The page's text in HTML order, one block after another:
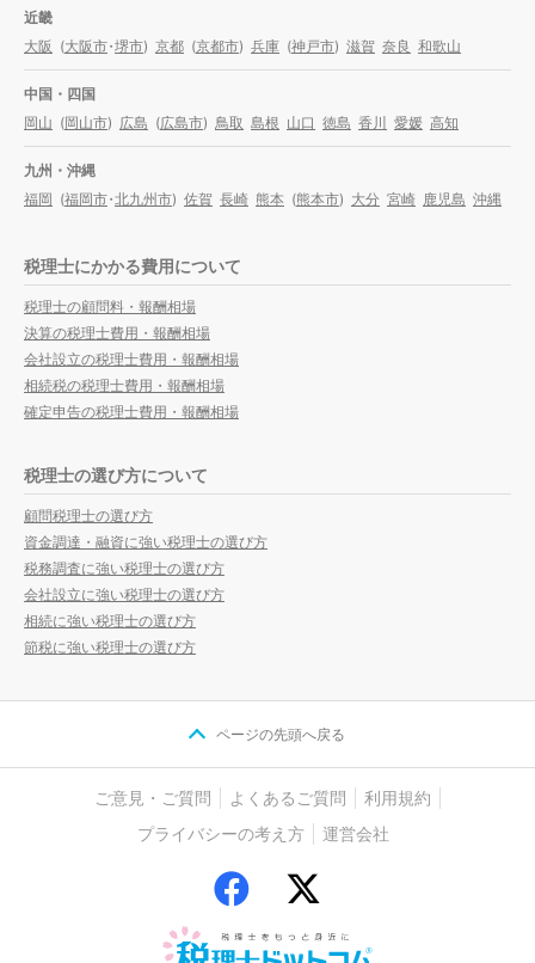
近畿
大阪 (大阪市・堺市) 京都 (京都市) 兵庫 (神戸市) 滋賀 奈良 和歌山
中国・四国
岡山 (岡山市) 広島 (広島市) 鳥取 島根 山口 徳島 香川 愛媛 高知
九州・沖縄
福岡 (福岡市・北九州市) 佐賀 長崎 熊本 (熊本市) 大分 宮崎 鹿児島 沖縄
税理士にかかる費用について
税理士の顧問料・報酬相場
決算の税理士費用・報酬相場
会社設立の税理士費用・報酬相場
相続税の税理士費用・報酬相場
確定申告の税理士費用・報酬相場
税理士の選び方について
顧問税理士の選び方
資金調達・融資に強い税理士の選び方
税務調査に強い税理士の選び方
会社設立に強い税理士の選び方
相続に強い税理士の選び方
節税に強い税理士の選び方
ページの先頭へ戻る
ご意見・ご質問 よくあるご質問
利用規約
プライバシーの考え方
運営会社